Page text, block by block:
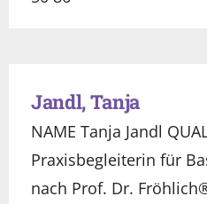
Jandl, Tanja
NAME Tanja Jandl
Praxisbegleiterin für
nach Prof. Dr.